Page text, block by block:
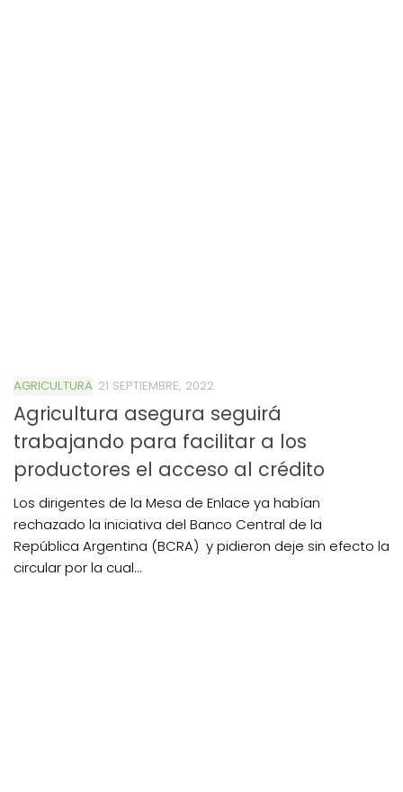
AGRICULTURA 21 SEPTIEMBRE, 2022
Agricultura asegura seguirá
trabajando para facilitar a los
productores el acceso al crédito
Los dirigentes de la Mesa de Enlace ya habían
rechazado la iniciativa del Banco Central de la
República Argentina (BCRA) y pidieron deje sin efecto la
circular por la cual...